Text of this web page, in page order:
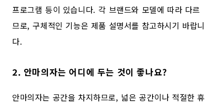
프로그램 등이 있습니다. 각 브랜드와 모델에 따라 다르
므로, 구체적인 기능은 제품 설명서를 참고하시기 바랍니
다.
2. 안마의자는 어디에 두는 것이 좋나요?
안마의자는 공간을 차지하므로, 넓은 공간이나 적절한 휴